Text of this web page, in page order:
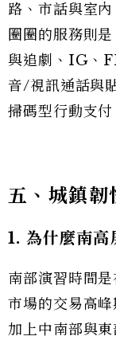
路、市話與室
圈圈的服務則
與追劇、IG、
音/視訊通話與
掃碼型行動支付
五、城鎮韌
1. 為什麼南高
南部演習時間
市場的交易高
加上中南部與